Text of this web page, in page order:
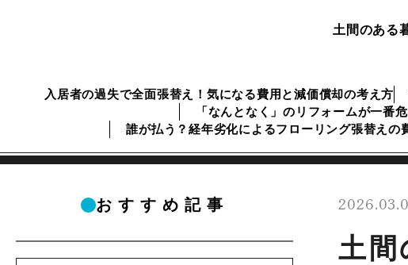
土間のある
入居者の過失で全面張替え！気になる費用と減価償却の考え方
「なんとなく」のリフォームが一番
誰が払う？経年劣化によるフローリング張替えの
土間
おすすめ記事